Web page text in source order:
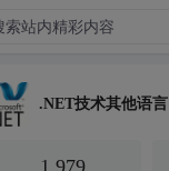
.NET技术其他语言
1,979